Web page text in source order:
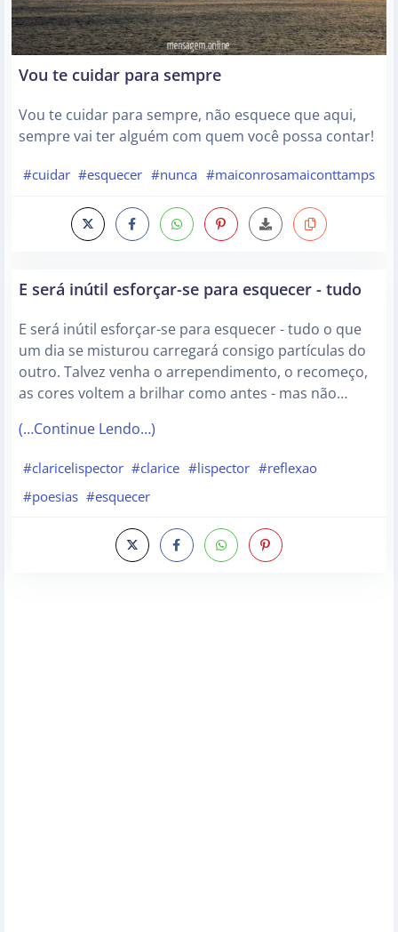
Vou te cuidar para sempre
Vou te cuidar para sempre, não esquece que aqui,
sempre vai ter alguém com quem você possa contar!
#cuidar #esquecer #nunca #maiconrosamaiconttamps
E será inútil esforçar-se para esquecer - tudo
E será inútil esforçar-se para esquecer - tudo o que
um dia se misturou carregará consigo partículas do
outro. Talvez venha o arrependimento, o recomeço,
as cores voltem a brilhar como antes - mas não…
(…Continue Lendo…)
#claricelispector #clarice #lispector #reflexao
#poesias #esquecer